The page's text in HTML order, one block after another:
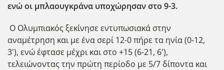
ενώ οι μπλαουγκράνα υποχώρησαν στο 9-3.
Ο Ολυμπιακός ξεκίνησε εντυπωσιακά στην
αναμέτρηση και με ένα σερί 12-0 πήρε τα ηνία (0-12,
3'), ενώ έφτασε μέχρι και στο +15 (6-21, 6'),
τελειώνοντας την πρώτη περίοδο με 5/7 δίποντα και